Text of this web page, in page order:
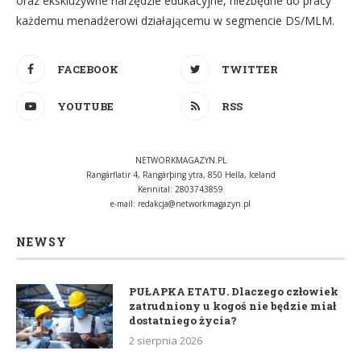
każdemu menadżerowi działającemu w segmencie DS/MLM.
FACEBOOK TWITTER
YOUTUBE RSS
NETWORKMAGAZYN.PL
Rangárflatir 4, Rangárþing ytra, 850 Hella, Iceland
Kennital: 2803743859
e-mail: redakcja@networkmagazyn.pl
NEWSY
PUŁAPKA ETATU. Dlaczego człowiek
zatrudniony u kogoś nie będzie miał
dostatniego życia?
2 sierpnia 2026